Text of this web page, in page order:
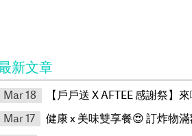
新文章
Mar 18
【戶戶送 X AFTEE 感謝祭】
Mar 17